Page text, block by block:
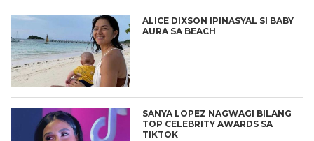
ALICE DIXSON IPINASYAL SI BABY
AURA SA BEACH
SANYA LOPEZ NAGWAGI BILANG
TOP CELEBRITY AWARDS SA
TIKTOK